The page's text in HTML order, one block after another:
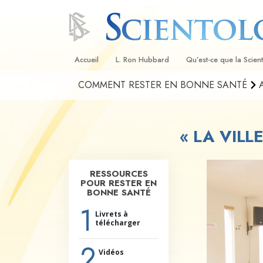
Accueil L. Ron Hubbard Qu’est-ce que la
Croyances et
Les scientologues et
Rencontrez un
Les principes de base
Scientologie
La Dianétique : Une
COMMENT RESTER EN BONNE SANTÉ
« LA
RESSOURCES
POUR RESTER EN
BONNE SANTÉ
1
Livrets à
télécharger
Vidéos